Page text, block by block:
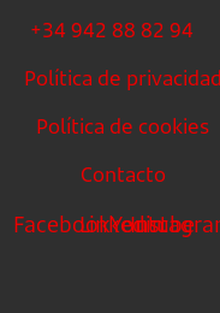
+34 942 88 82 94
Política de privacidad
Política de cookies
Contacto
FacebookLinkedin
Youtube